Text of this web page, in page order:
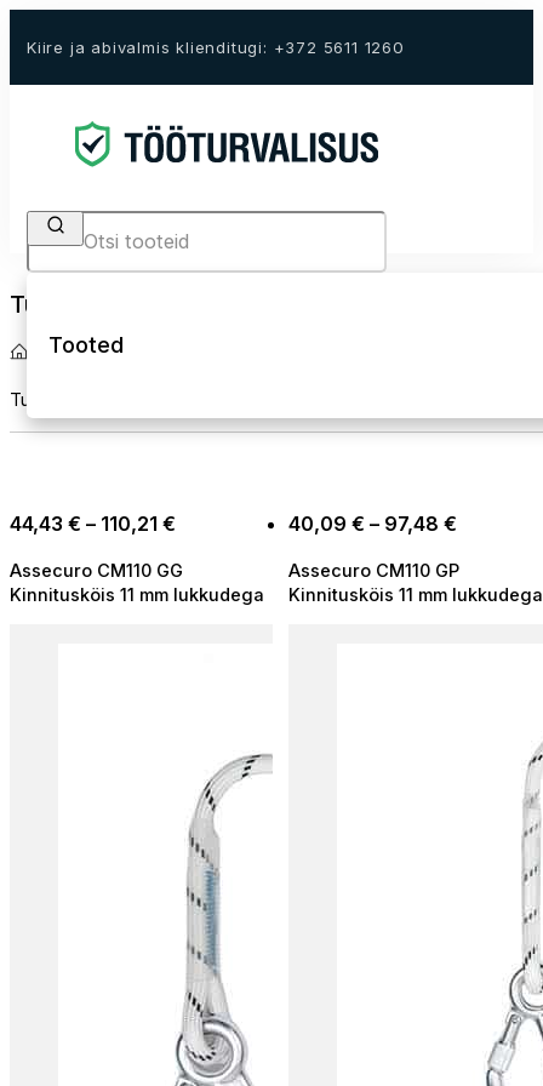
Kiire ja abivalmis klienditugi: +372 5611 1260
Search
Tooted
Turvaliinid
AvalehtKukkumiskaitse
Turvaliinid kinnituspunkti ja turvarakme ühendamiseks
44,43 € – 110,21 €
44,43 €
through
Assecuro CM110 GG
Kinnitusköis 11 mm lukkudega
40,09 € – 97,48 €Price
40,09 €
through
Assecuro CM110 GP
Kinnitusköis 11 mm lukkudega